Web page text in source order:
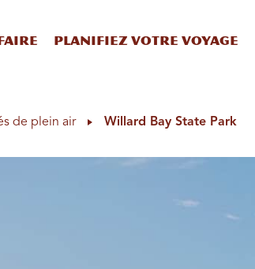
Planifiez votre voyage
de plein air Willard Bay State Park